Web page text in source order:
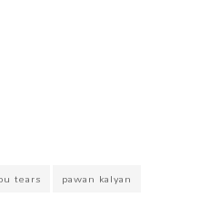
tears
pawan kalyan